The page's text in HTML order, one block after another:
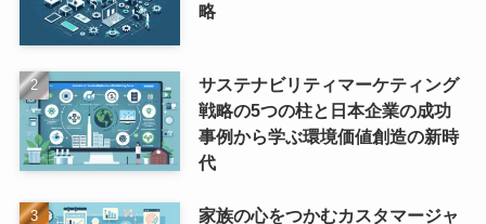
略
サステナビリティマーケティング
戦略の5つの柱と日本企業の成功
事例から学ぶ環境価値創造の新時
代
家族の心をつかむカスタマージャ